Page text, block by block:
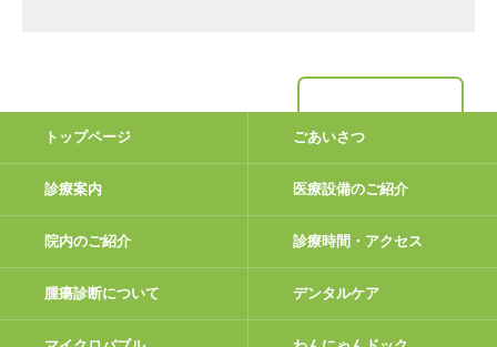
トップページ ごあいさつ
診療案内 医療設備のご紹介
院内のご紹介 診療時間・アクセス
腫瘍診断について デンタルケア